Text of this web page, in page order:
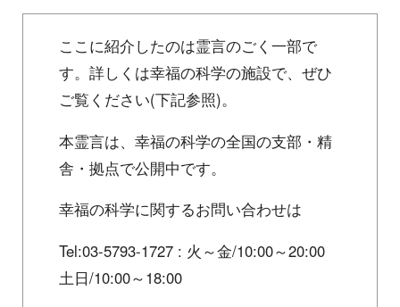
ここに紹介したのは霊言のごく一部で
す。詳しくは幸福の科学の施設で、ぜひ
ご覧ください(下記参照)。
本霊言は、幸福の科学の全国の支部・精
舎・拠点で公開中です。
幸福の科学に関するお問い合わせは
Tel:03-5793-1727 : 火～金/10:00～20:00
土日/10:00～18:00